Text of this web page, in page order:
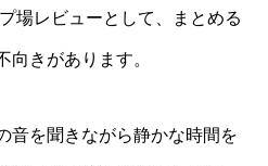
場レビューとして、まとめる
向きがあります。
音を聞きながら静かな時間を